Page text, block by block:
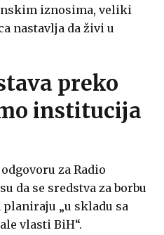
iznosima, veliki
nastavlja da živi u
preko
institucija
za Radio
da se sredstva za borbu
„u skladu sa
vlasti BiH“.